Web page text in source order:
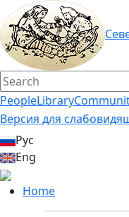
PeopleLibrary
Версия для
Рус
Eng
Home